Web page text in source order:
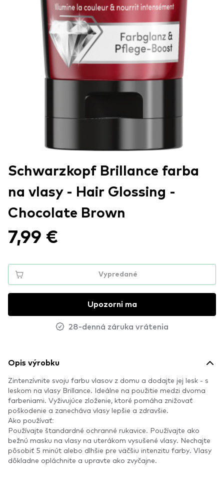
Schwarzkopf Brillance farba
na vlasy - Hair Glossing -
Chocolate Brown
7,99 €
Vypredané
Upozorni ma
28-denná záruka vrátenia
Opis výrobku
Zintenzívnite svoju farbu vlasov z domu a dodajte jej lesk - s
leskom na vlasy Brillance. Ideálne na použitie medzi dvoma
farbeniami. Vyživujúce zloženie, ktoré pomáha znižovať
poškodenie a zanecháva vlasy lepšie a zdravšie.
Ako používať:
Používajte štandardné ochranné rukavice. Používajte ako
bežnú masku na vlasy na uterákom vysušené vlasy. Nechajte
pôsobiť 5 minút alebo dlhšie pre väčšiu intenzitu farby. Vlasy
dôkladne opláchnite a upravte ako zvyčajne.